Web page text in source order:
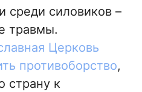
среди силовиков –
травмы.
Церковь
противоборство,
страну к